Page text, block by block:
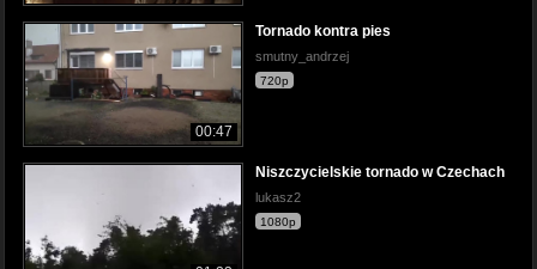
00:47
Tornado kontra pies
smutny_andrzej
720p
Niszczycielskie tornado w Czechach
lukasz2
1080p